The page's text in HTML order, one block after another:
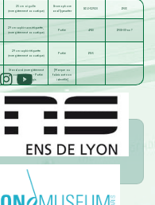
25 cm aiguille
(enregistrement acoustique)
Gramophone
and Typewriter
GC-2-32920 1903
29 cm saphir sans étiquette,
(enregistrement acoustique)
Pathé 4910 1908-03-xx ?
29 cm saphir étiquette
(enregistrement acoustique)
Pathé 191-5
Standard (enregistrement
acoustique) long - Pathé
blank (enregis
[Marque ou
fabricant non
identifié]